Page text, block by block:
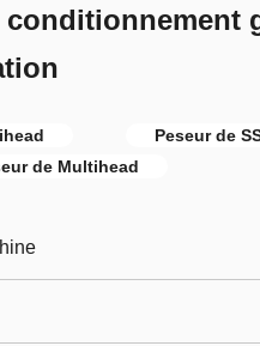
Peseur de
de Multihead